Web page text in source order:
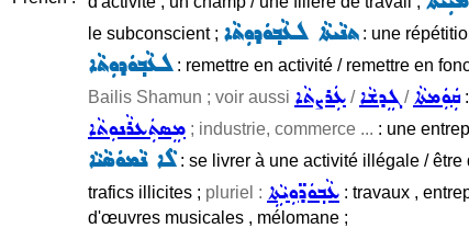
le subconscient ; ܬܢܵܝܬܵܐ ܠܥܵܒ݂ܘܿܕܘܼܬܵܐ: une
ܠܥܵܒ݂ܘܿܕܘܼܬܵܐ: remettre en activité / remettre en
Bailis Shamun ; voir aussi ܥܲܪܨܬܵܐ /ܓܸܕܫܵܐ /ܩܲܘܲܡܬܵܐ:
ܡܸܣܬܲܥܪܵܢܘܼܬܵܐ ; industrie, commerce ... : une
ܠܵܐ ܢܵܡܘܿܣܵܝܵܐ: se livrer à une activité illégale / être
trafics illicites ; pluriel : ܥܵܒ݂ܘܿܕ̈ܘܼܝܵܬܹܐ : travaux ,
d'œuvres musicales , mélomane ;